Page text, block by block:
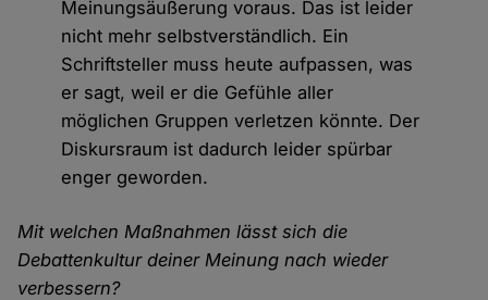
Meinungsäußerung voraus. Das ist leider
nicht mehr selbstverständlich. Ein
Schriftsteller muss heute aufpassen, was
er sagt, weil er die Gefühle aller
möglichen Gruppen verletzen könnte. Der
Diskursraum ist dadurch leider spürbar
enger geworden.
Mit welchen Maßnahmen lässt sich die
Debattenkultur deiner Meinung nach wieder
verbessern?